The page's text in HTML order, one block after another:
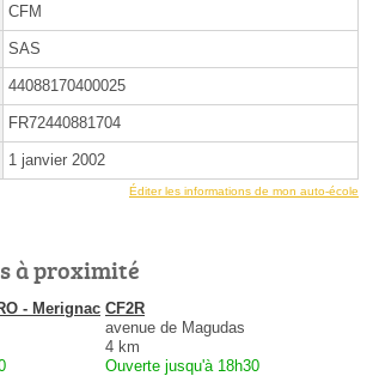
CFM
SAS
44088170400025
FR72440881704
1 janvier 2002
Éditer les informations de mon auto-école
à proximité
- Merignac CF2R
avenue de Magudas
4 km
Ouverte jusqu'à 18h30